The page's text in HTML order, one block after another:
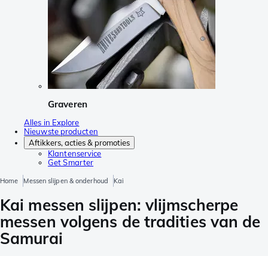
Graveren
Alles in Explore
Nieuwste producten
Aftikkers, acties & promoties
Klantenservice
Get Smarter
Home Messen slijpen & onderhoud Kai
Kai messen slijpen: vlijmscherpe
messen volgens de tradities van de
Samurai